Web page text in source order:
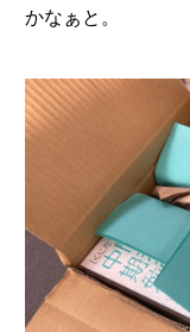
かなぁと。